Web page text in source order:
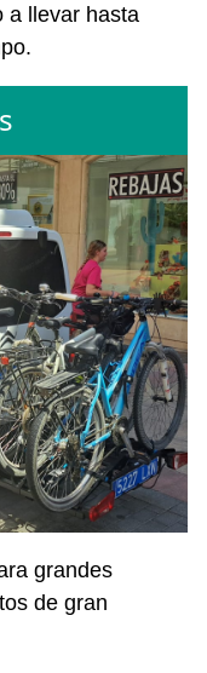
a llevar hasta
grandes
de gran